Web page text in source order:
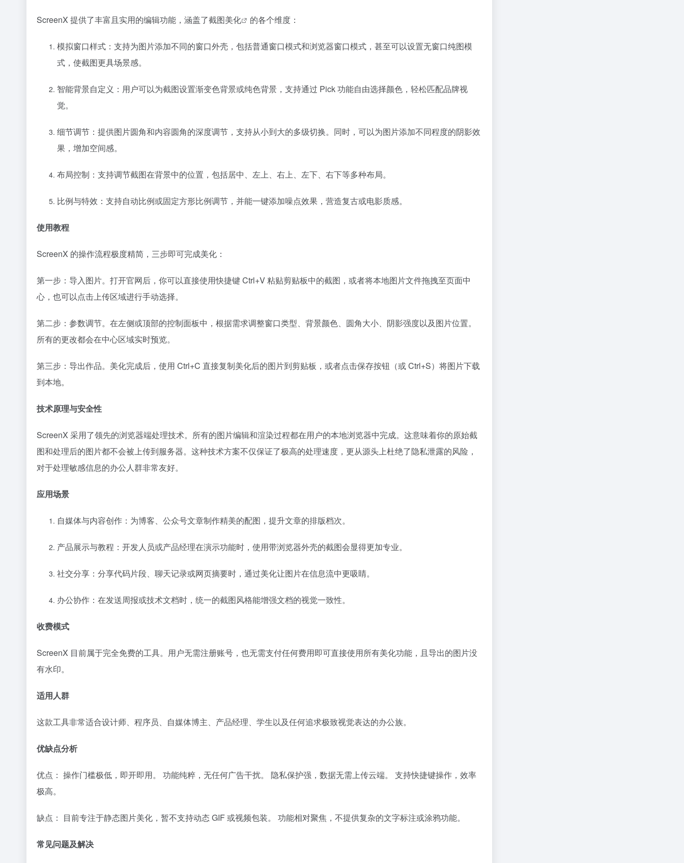
ScreenX 提供了丰富且实用的编辑功能，涵盖了截图美化 的各个维度：
模拟窗口样式：支持为图片添加不同的窗口外壳，包括普通窗口模式和浏览器窗口模式，甚至可以设置无窗口纯图模
式，使截图更具场景感。
智能背景自定义：用户可以为截图设置渐变色背景或纯色背景，支持通过 Pick 功能自由选择颜色，轻松匹配品牌视
觉。
细节调节：提供图片圆角和内容圆角的深度调节，支持从小到大的多级切换。同时，可以为图片添加不同程度的阴影效
果，增加空间感。
布局控制：支持调节截图在背景中的位置，包括居中、左上、右上、左下、右下等多种布局。
比例与特效：支持自动比例或固定方形比例调节，并能一键添加噪点效果，营造复古或电影质感。
使用教程
ScreenX 的操作流程极度精简，三步即可完成美化：
第一步：导入图片。打开官网后，你可以直接使用快捷键 Ctrl+V 粘贴剪贴板中的截图，或者将本地图片文件拖拽至页面中
心，也可以点击上传区域进行手动选择。
第二步：参数调节。在左侧或顶部的控制面板中，根据需求调整窗口类型、背景颜色、圆角大小、阴影强度以及图片位置。
所有的更改都会在中心区域实时预览。
第三步：导出作品。美化完成后，使用 Ctrl+C 直接复制美化后的图片到剪贴板，或者点击保存按钮（或 Ctrl+S）将图片下载
到本地。
技术原理与安全性
ScreenX 采用了领先的浏览器端处理技术。所有的图片编辑和渲染过程都在用户的本地浏览器中完成。这意味着你的原始截
图和处理后的图片都不会被上传到服务器。这种技术方案不仅保证了极高的处理速度，更从源头上杜绝了隐私泄露的风险，
对于处理敏感信息的办公人群非常友好。
应用场景
自媒体与内容创作：为博客、公众号文章制作精美的配图，提升文章的排版档次。
产品展示与教程：开发人员或产品经理在演示功能时，使用带浏览器外壳的截图会显得更加专业。
社交分享：分享代码片段、聊天记录或网页摘要时，通过美化让图片在信息流中更吸睛。
办公协作：在发送周报或技术文档时，统一的截图风格能增强文档的视觉一致性。
收费模式
ScreenX 目前属于完全免费的工具。用户无需注册账号，也无需支付任何费用即可直接使用所有美化功能，且导出的图片没
有水印。
适用人群
这款工具非常适合设计师、程序员、自媒体博主、产品经理、学生以及任何追求极致视觉表达的办公族。
优缺点分析
优点： 操作门槛极低，即开即用。 功能纯粹，无任何广告干扰。 隐私保护强，数据无需上传云端。 支持快捷键操作，效率
极高。
缺点： 目前专注于静态图片美化，暂不支持动态 GIF 或视频包装。 功能相对聚焦，不提供复杂的文字标注或涂鸦功能。
常见问题及解决